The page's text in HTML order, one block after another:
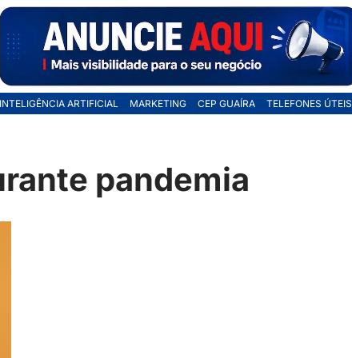
INTELIGÊNCIA ARTIFICIAL MARKETING CEP GUAÍRA TELEFONES ÚTEIS
pandemia